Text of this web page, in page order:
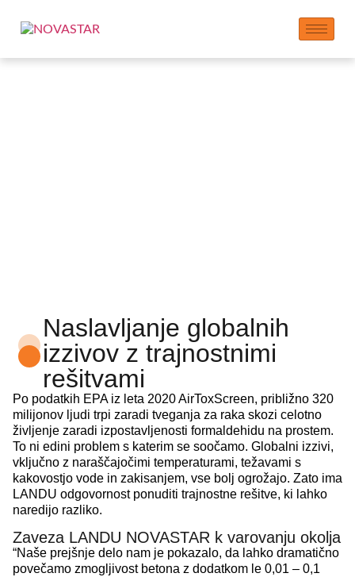
Naslavljanje globalnih
izzivov z trajnostnimi
rešitvami
Po podatkih EPA iz leta 2020 AirToxScreen, približno 320
milijonov ljudi trpi zaradi tveganja za raka skozi celotno
življenje zaradi izpostavljenosti formaldehidu na prostem.
To ni edini problem s katerim se soočamo. Globalni izzivi,
vključno z naraščajočimi temperaturami, težavami s
kakovostjo vode in zakisanjem, vse bolj ogrožajo. Zato ima
LANDU odgovornost ponuditi trajnostne rešitve, ki lahko
naredijo razliko.
Zaveza LANDU NOVASTAR k varovanju okolja
“Naše prejšnje delo nam je pokazalo, da lahko dramatično
povečamo zmogljivost betona z dodatkom le 0,01 – 0,1